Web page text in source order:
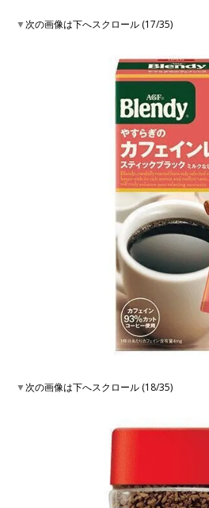
▼次の画像は下へスクロール (17/35)
▼次の画像は下へスクロール (18/35)